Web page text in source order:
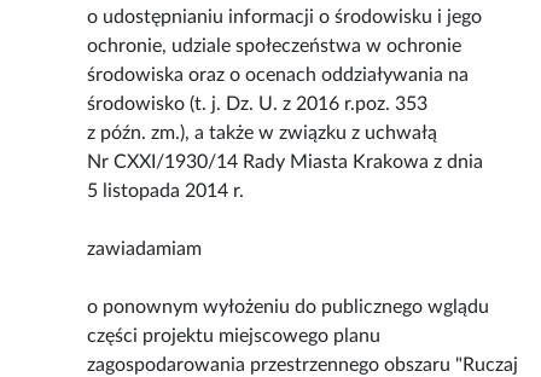
o udostępnianiu informacji o środowisku i jego
ochronie, udziale społeczeństwa w ochronie
środowiska oraz o ocenach oddziaływania na
środowisko (t. j. Dz. U. z 2016 r.poz. 353
z późn. zm.), a także w związku z uchwałą
Nr CXXI/1930/14 Rady Miasta Krakowa z dnia
5 listopada 2014 r.
zawiadamiam
o ponownym wyłożeniu do publicznego wglądu
części projektu miejscowego planu
zagospodarowania przestrzennego obszaru "Ruczaj